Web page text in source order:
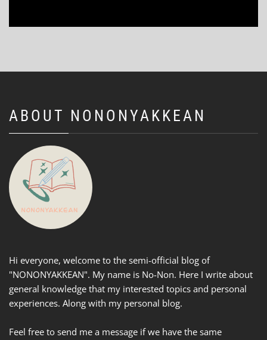
ABOUT NONONYAKKEAN
Hi everyone, welcome to the semi-official blog of
"NONONYAKKEAN". My name is No-Non. Here I write about
general knowledge that my interested topics and personal
experiences. Along with my personal blog.
Feel free to send me a message if we have the same